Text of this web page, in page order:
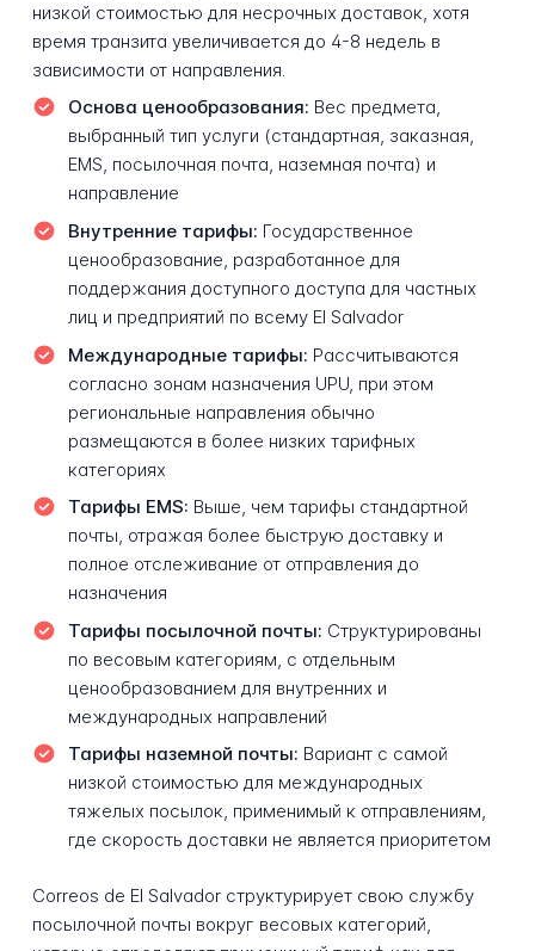
низкой стоимостью для несрочных доставок, хотя
время транзита увеличивается до 4-8 недель в
зависимости от направления.
Основа ценообразования: Вес предмета,
выбранный тип услуги (стандартная, заказная,
EMS, посылочная почта, наземная почта) и
направление
Внутренние тарифы: Государственное
ценообразование, разработанное для
поддержания доступного доступа для частных
лиц и предприятий по всему El Salvador
Международные тарифы: Рассчитываются
согласно зонам назначения UPU, при этом
региональные направления обычно
размещаются в более низких тарифных
категориях
Тарифы EMS: Выше, чем тарифы стандартной
почты, отражая более быструю доставку и
полное отслеживание от отправления до
назначения
Тарифы посылочной почты: Структурированы
по весовым категориям, с отдельным
ценообразованием для внутренних и
международных направлений
Тарифы наземной почты: Вариант с самой
низкой стоимостью для международных
тяжелых посылок, применимый к отправлениям,
где скорость доставки не является приоритетом
Correos de El Salvador структурирует свою службу
посылочной почты вокруг весовых категорий,